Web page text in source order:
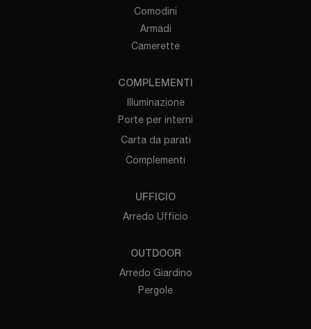
Comodini
Armadi
Camerette
COMPLEMENTI
Illuminazione
Porte per interni
Carta da parati
Complementi
UFFICIO
Arredo Ufficio
OUTDOOR
Arredo Giardino
Pergole